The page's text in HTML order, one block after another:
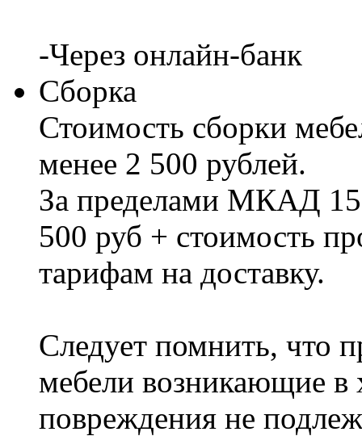
-Через онлайн-банк
Сборка
Стоимость сборки
менее 2 500 рублей.
За пределами МКАД
500 руб + стоимость
тарифам на доставку.
Следует помнить, что
мебели возникающие в
повреждения не